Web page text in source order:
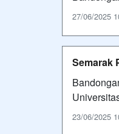
27/06/2025
Semarak
23/06/2025